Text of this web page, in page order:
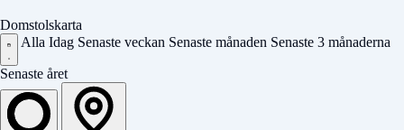
Domstolskarta
Alla Idag Senaste veckan Senaste månaden Senaste 3 månaderna
Senaste året